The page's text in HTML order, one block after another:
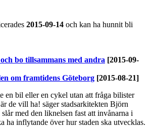
2015-09-14 och kan ha hunnit bli
bo tillsammans med andra [2015-09-
om framtidens Göteborg [2015-08-21]
en bil eller en cykel utan att fråga bilister
de vill ha! säger stadsarkitekten Björn
med den liknelsen fast att invånarna i
ha inflytande över hur staden ska utvecklas.